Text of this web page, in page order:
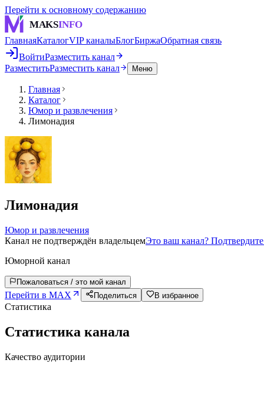
Перейти к основному содержанию
MAKSINFO
ГлавнаяКаталогVIP каналыБлогБиржаОбратная связь
ВойтиРазместить канал
РазместитьРазместить канал Меню
Главная
Каталог
Юмор и развлечения
Лимонадия
Лимонадия
Юмор и развлечения
Канал не подтверждён владельцемЭто ваш канал?
Юморной канал
Пожаловаться / это мой канал
Перейти в MAX Поделиться В избранное
Статистика
Статистика канала
Качество аудитории